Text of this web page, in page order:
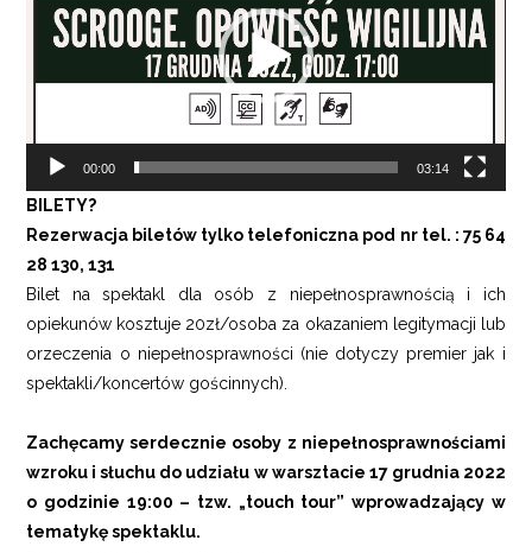
00:00 03:14
BILETY?
Rezerwacja biletów tylko telefoniczna pod nr tel. : 75 64
28 130, 131
Bilet na spektakl dla osób z niepełnosprawnością i ich
opiekunów kosztuje 20zł/osoba za okazaniem legitymacji lub
orzeczenia o niepełnosprawności (nie dotyczy premier jak i
spektakli/koncertów gościnnych).
Zachęcamy serdecznie osoby z niepełnosprawnościami
wzroku i słuchu do udziału w warsztacie 17 grudnia 2022
o godzinie 19:00 – tzw. „touch tour” wprowadzający w
tematykę spektaklu.